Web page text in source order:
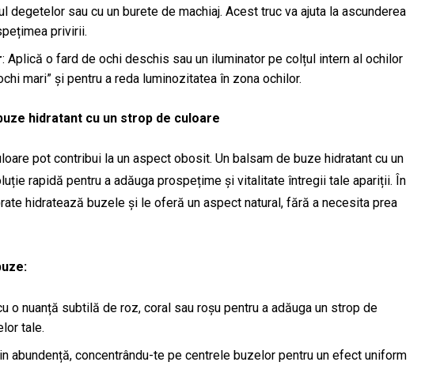
degetelor sau cu un burete de machiaj. Acest truc va ajuta la ascunderea
privirii.
: Aplică o fard de ochi deschis sau un iluminator pe colțul intern al ochilor
mari” și pentru a reda luminozitatea în zona ochilor.
hidratant cu un strop de culoare
pot contribui la un aspect obosit. Un balsam de buze hidratant cu un
rapidă pentru a adăuga prospețime și vitalitate întregii tale apariții. În
hidratează buzele și le oferă un aspect natural, fără a necesita prea
o nuanță subtilă de roz, coral sau roșu pentru a adăuga un strop de
tale.
abundență, concentrându-te pe centrele buzelor pentru un efect uniform